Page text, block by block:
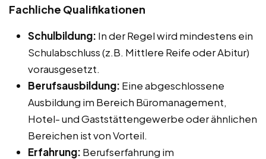
Fachliche Qualifikationen
Schulbildung: In der Regel wird mindestens ein
Schulabschluss (z.B. Mittlere Reife oder Abitur)
vorausgesetzt.
Berufsausbildung: Eine abgeschlossene
Ausbildung im Bereich Büromanagement,
Hotel- und Gaststättengewerbe oder ähnlichen
Bereichen ist von Vorteil.
Erfahrung: Berufserfahrung im